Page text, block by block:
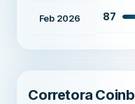
Feb 2026 87
Corretora